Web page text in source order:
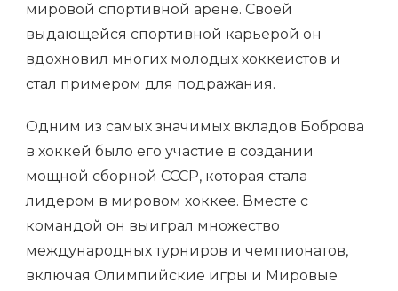
мировой спортивной арене. Своей
выдающейся спортивной карьерой он
вдохновил многих молодых хоккеистов и
стал примером для подражания.
Одним из самых значимых вкладов Боброва
в хоккей было его участие в создании
мощной сборной СССР, которая стала
лидером в мировом хоккее. Вместе с
командой он выиграл множество
международных турниров и чемпионатов,
включая Олимпийские игры и Мировые